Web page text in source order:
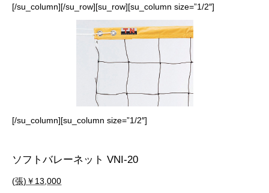
[/su_column][/su_row][su_row][su_column size=”1/2″]
[/su_column][su_column size=”1/2″]
ソフトバレーネット VNI-20
(張)￥13,000